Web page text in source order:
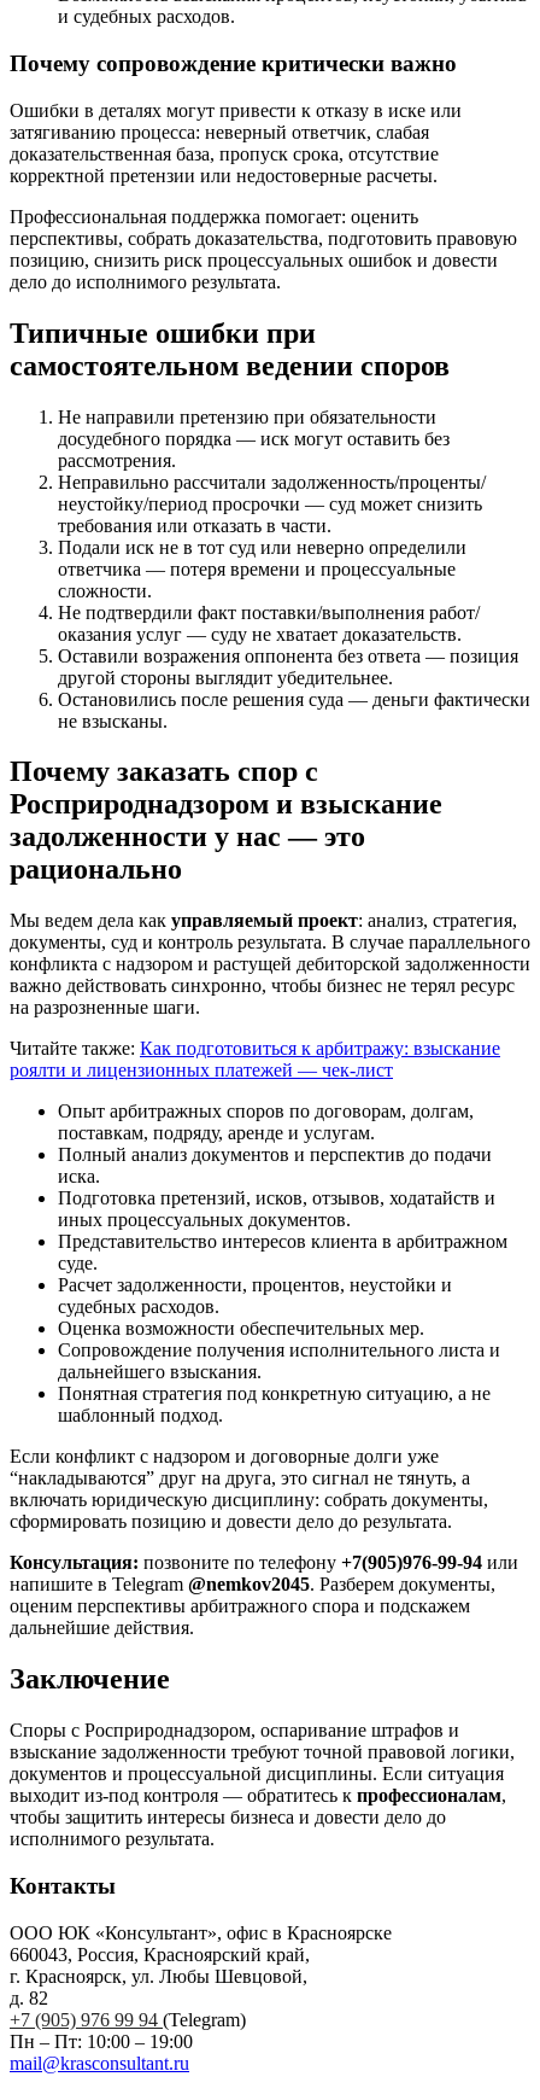
и судебных расходов.
Почему сопровождение критически важно
Ошибки в деталях могут привести к отказу в иске или
затягиванию процесса: неверный ответчик, слабая
доказательственная база, пропуск срока, отсутствие
корректной претензии или недостоверные расчеты.
Профессиональная поддержка помогает: оценить
перспективы, собрать доказательства, подготовить правовую
позицию, снизить риск процессуальных ошибок и довести
дело до исполнимого результата.
Типичные ошибки при
самостоятельном ведении споров
Не направили претензию при обязательности
досудебного порядка — иск могут оставить без
рассмотрения.
Неправильно рассчитали задолженность/проценты/
неустойку/период просрочки — суд может снизить
требования или отказать в части.
Подали иск не в тот суд или неверно определили
ответчика — потеря времени и процессуальные
сложности.
Не подтвердили факт поставки/выполнения работ/
оказания услуг — суду не хватает доказательств.
Оставили возражения оппонента без ответа — позиция
другой стороны выглядит убедительнее.
Остановились после решения суда — деньги фактически
не взысканы.
Почему заказать спор с
Росприроднадзором и взыскание
задолженности у нас — это
рационально
Мы ведем дела как управляемый проект: анализ, стратегия,
документы, суд и контроль результата. В случае параллельного
конфликта с надзором и растущей дебиторской задолженности
важно действовать синхронно, чтобы бизнес не терял ресурс
на разрозненные шаги.
Читайте также: Как подготовиться к арбитражу: взыскание
роялти и лицензионных платежей — чек-лист
Опыт арбитражных споров по договорам, долгам,
поставкам, подряду, аренде и услугам.
Полный анализ документов и перспектив до подачи
иска.
Подготовка претензий, исков, отзывов, ходатайств и
иных процессуальных документов.
Представительство интересов клиента в арбитражном
суде.
Расчет задолженности, процентов, неустойки и
судебных расходов.
Оценка возможности обеспечительных мер.
Сопровождение получения исполнительного листа и
дальнейшего взыскания.
Понятная стратегия под конкретную ситуацию, а не
шаблонный подход.
Если конфликт с надзором и договорные долги уже
“накладываются” друг на друга, это сигнал не тянуть, а
включать юридическую дисциплину: собрать документы,
сформировать позицию и довести дело до результата.
Консультация: позвоните по телефону +7(905)976-99-94 или
напишите в Telegram @nemkov2045. Разберем документы,
оценим перспективы арбитражного спора и подскажем
дальнейшие действия.
Заключение
Споры с Росприроднадзором, оспаривание штрафов и
взыскание задолженности требуют точной правовой логики,
документов и процессуальной дисциплины. Если ситуация
выходит из-под контроля — обратитесь к профессионалам,
чтобы защитить интересы бизнеса и довести дело до
исполнимого результата.
Контакты
ООО ЮК «Консультант», офис в Красноярске
660043, Россия, Красноярский край,
г. Красноярск, ул. Любы Шевцовой,
д. 82
+7 (905) 976 99 94 (Telegram)
Пн – Пт: 10:00 – 19:00
mail@krasconsultant.ru